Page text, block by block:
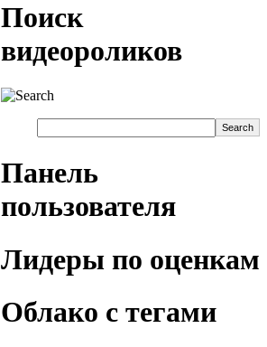
Поиск
видеороликов
Панель
пользователя
Лидеры по оценкам
Облако с тегами